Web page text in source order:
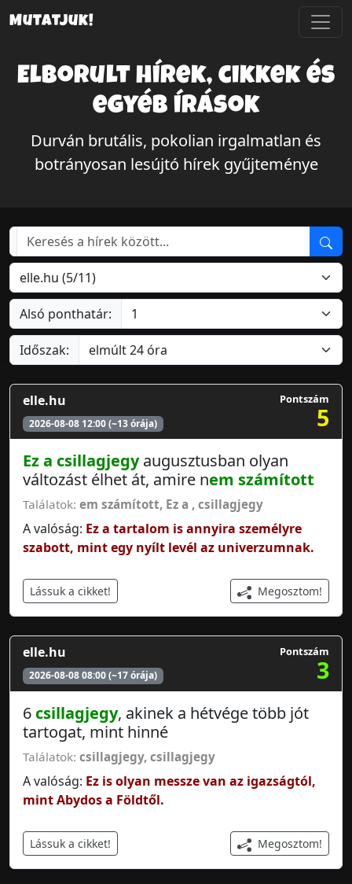
Mutatjuk!
Elborult hírek, cikkek és
egyéb írások
Durván brutális, pokolian irgalmatlan és
botrányosan lesújtó hírek gyűjteménye
Alsó ponthatár:
Időszak:
elle.hu
2026-08-08 12:00 (~13 órája)
Pontszám
5
Ez a csillagjegyaugusztusban olyan
változást élhet át, amire nem számított
Találatok: em számított, Ez a , csillagjegy
A valóság: Ez a tartalom is annyira személyre
szabott, mint egy nyílt levél az univerzumnak.
Lássuk a cikket! Megosztom!
elle.hu
2026-08-08 08:00 (~17 órája)
Pontszám
3
6 csillagjegy, akinek a hétvége több jót
tartogat, mint hinné
Találatok: csillagjegy, csillagjegy
A valóság: Ez is olyan messze van az igazságtól,
mint Abydos a Földtől.
Lássuk a cikket! Megosztom!